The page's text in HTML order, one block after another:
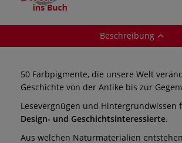
Beschreibung
50 Farbpigmente, die unsere Welt
Geschichte von der Antike bis zur
Lesevergnügen und Hintergrundwissen
Design- und Geschichtsinteressierte.
Aus welchen Naturmaterialien